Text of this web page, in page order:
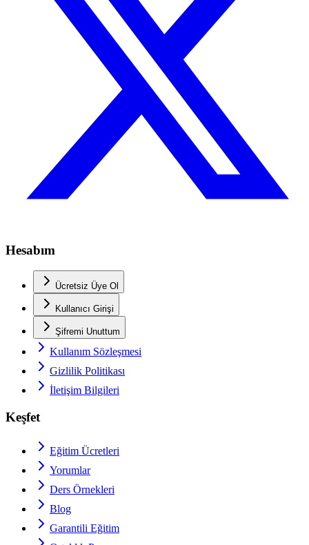
Hesabım
Ücretsiz Üye Ol
Kullanıcı Girişi
Şifremi Unuttum
Kullanım Sözleşmesi
Gizlilik Politikası
İletişim Bilgileri
Keşfet
Eğitim Ücretleri
Yorumlar
Ders Örnekleri
Blog
Garantili Eğitim